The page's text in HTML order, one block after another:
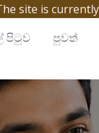
site is
පිටුව
පුවත්